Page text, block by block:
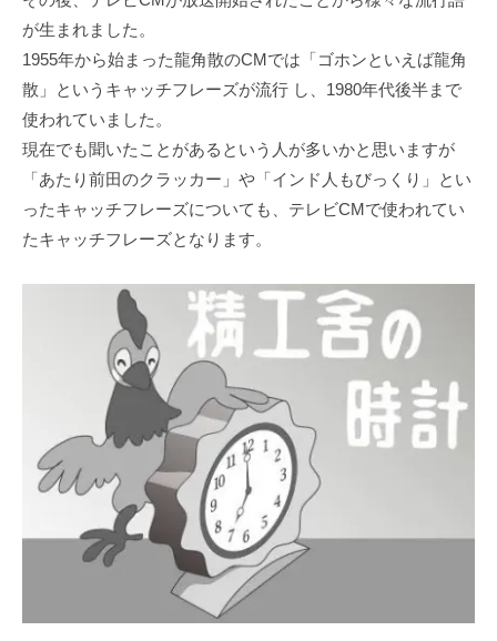
が生まれました。
1955年から始まった龍角散のCMでは「ゴホンといえば龍角
散」というキャッチフレーズが流行 し、1980年代後半まで
使われていました。
現在でも聞いたことがあるという人が多いかと思いますが
「あたり前田のクラッカー」や「インド人もびっくり」とい
ったキャッチフレーズについても、テレビCMで使われてい
たキャッチフレーズとなります。